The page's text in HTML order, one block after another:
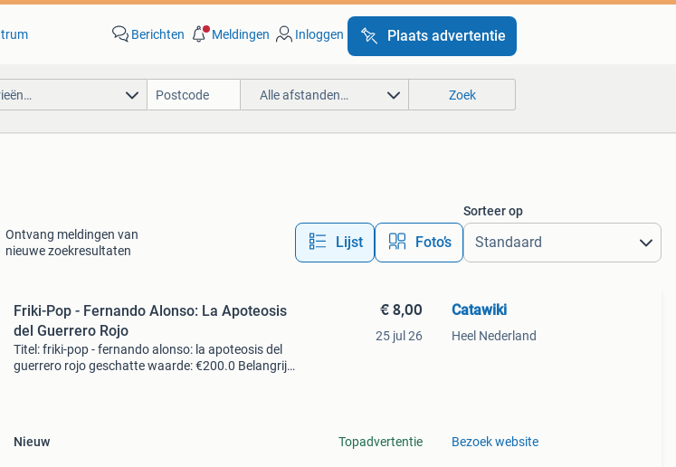
Berichten Meldingen Inloggen Plaats advertentie
Alle afstanden… Zoek
Ontvang meldingen van
nieuwe zoekresultaten
Lijst Foto’s
Sorteer op
Friki-Pop - Fernando Alonso: La Apoteosis
del Guerrero Rojo
Titel: friki-pop - fernando alonso: la apoteosis del
guerrero rojo geschatte waarde: €200.0 Belangrijk:
Nieuw
€ 8,00
25 jul 26
Topadvertentie
Catawiki
Heel Nederland
Bezoek website